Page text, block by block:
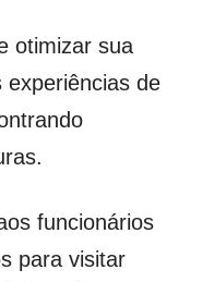
otimizar sua
experiências de
funcionários
para visitar